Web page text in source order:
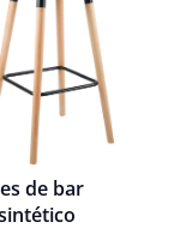
de bar